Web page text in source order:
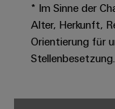
Wasserstoff
als
die
* Im Sinne der
Alter, Herkunft,
Orientierung für
Stellenbesetzung.